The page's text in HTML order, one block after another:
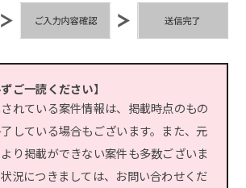
ご一読ください】
れている案件情報は、掲載時点のもの
している場合もございます。また、元
り掲載ができない案件も多数ございま
況につきましては、お問い合わせくだ